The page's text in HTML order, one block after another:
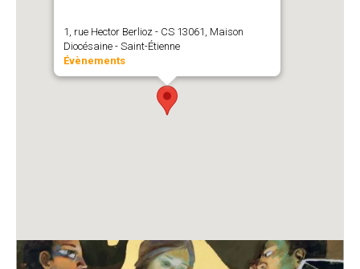
1, rue Hector Berlioz - CS 13061, Maison
Diocésaine - Saint-Étienne
Évènements